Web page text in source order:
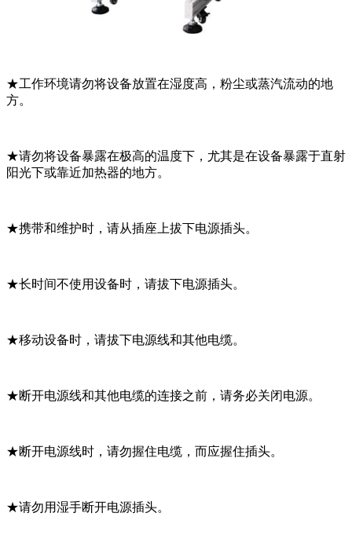
★工作环境请勿将设备放置在湿度高，粉尘或蒸汽流动的地
方。
★请勿将设备暴露在极高的温度下，尤其是在设备暴露于直射
阳光下或靠近加热器的地方。
★携带和维护时，请从插座上拔下电源插头。
★长时间不使用设备时，请拔下电源插头。
★移动设备时，请拔下电源线和其他电缆。
★断开电源线和其他电缆的连接之前，请务必关闭电源。
★断开电源线时，请勿握住电缆，而应握住插头。
★请勿用湿手断开电源插头。